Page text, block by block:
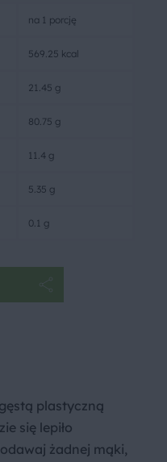
na 1 porcję
569.25 kcal
21.45 g
80.75 g
11.4 g
5.35 g
0.1 g
plastyczną
się lepiło
żadnej mąki,